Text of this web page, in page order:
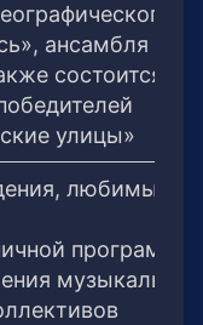
ансамбля
состоится
улицы»
любимый
программы